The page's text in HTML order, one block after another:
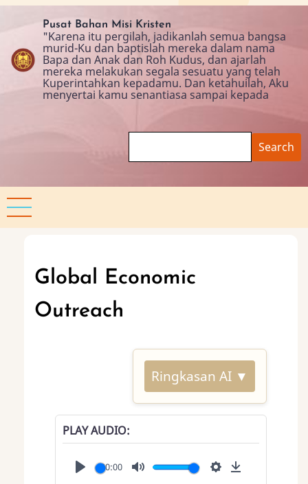
Skip
content
Pusat Bahan Misi Kristen
"Karena itu pergilah, jadikanlah semua bangsa
murid-Ku dan baptislah mereka dalam nama
Bapa dan Anak dan Roh Kudus, dan ajarlah
mereka melakukan segala sesuatu yang telah
Kuperintahkan kepadamu. Dan ketahuilah, Aku
menyertai kamu senantiasa sampai kepada
Global Economic
Outreach
Ringkasan AI ▼
PLAY AUDIO
00:00